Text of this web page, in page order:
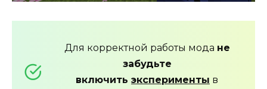
Для корректной работы мода не
забудьте
включить эксперименты в